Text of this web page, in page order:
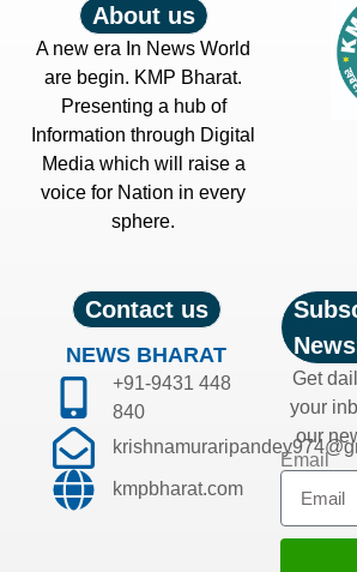
About us
A new era In News World
are begin. KMP Bharat.
Presenting a hub of
Information through Digital
Media which will raise a
voice for Nation in every
sphere.
Contact us
NEWS BHARAT
+91-9431 448
840
kmpbharat.com
Get
your
our
Email